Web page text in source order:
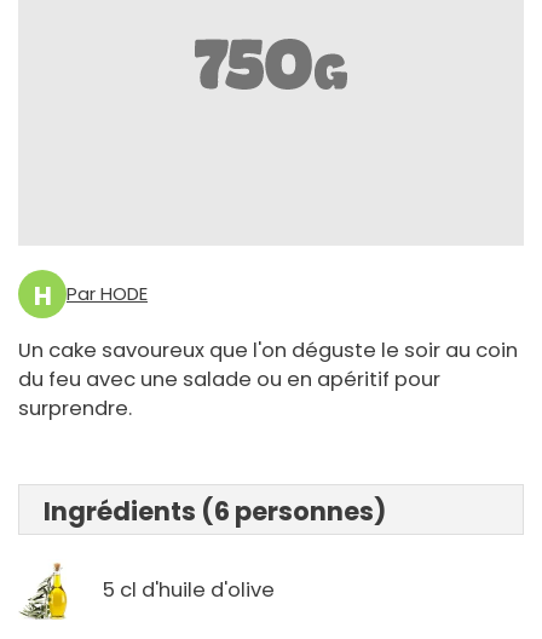
H Par HODE
Un cake savoureux que l'on déguste le soir au coin
du feu avec une salade ou en apéritif pour
surprendre.
Ingrédients (6 personnes)
5 cl d'huile d'olive